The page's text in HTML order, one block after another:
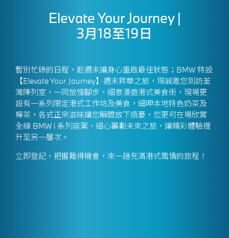
Elevate Your Journey |
3月18至19日
暫別忙碌的日程，趁週末讓身心重啟最佳狀態；BMW 特設
【Elevate Your Journey】週末昇華之旅，現誠邀您到訪荃
灣陳列室，一同放慢腳步，細意漫遊港式美食街，現場更
設有一系列限定港式工作坊及美食，細呷本地特色奶茶及
檸茶，各式正宗滋味讓您瞬間放下煩憂，您更可在場欣賞
全線 BMW i 系列座駕，細心籌劃未來之旅，讓精彩體驗提
升至另一層次。
立即登記，把握難得機會，來一趟充滿港式風情的旅程！